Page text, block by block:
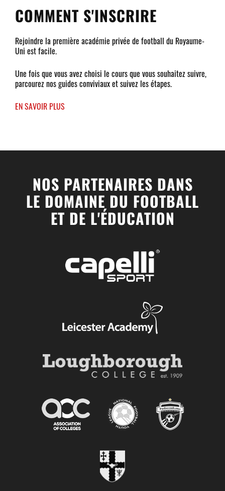
COMMENT S'INSCRIRE
Rejoindre la première académie privée de football du Royaume-
Uni est facile.
Une fois que vous avez choisi le cours que vous souhaitez suivre,
parcourez nos guides conviviaux et suivez les étapes.
EN SAVOIR PLUS
NOS PARTENAIRES DANS
LE DOMAINE DU FOOTBALL
ET DE L'ÉDUCATION